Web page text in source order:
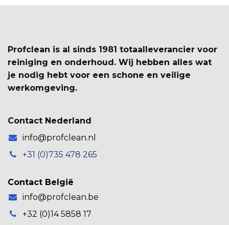
Profclean is al sinds 1981 totaalleverancier voor
reiniging en onderhoud. Wij hebben alles wat
je nodig hebt voor een schone en veilige
werkomgeving.
Contact Nederland
info@profclean.nl
+31 (0)735 478 265
Contact België
info@profclean.be
+32 (0)14 5858 17